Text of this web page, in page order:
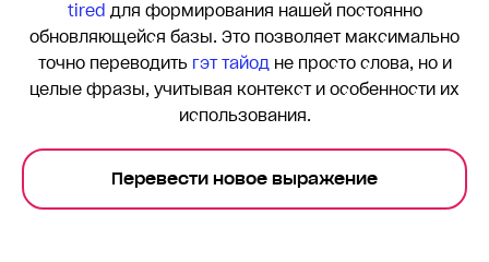
tired для формирования нашей постоянно
обновляющейся базы. Это позволяет максимально
точно переводить гэт тайодне просто слова, но и
целые фразы, учитывая контекст и особенности их
использования.
Перевести новое выражение